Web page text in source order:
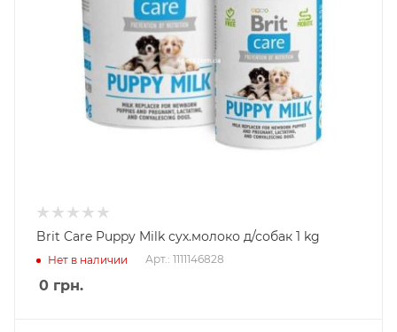
Brit Care Puppy Milk сух.молоко д/собак 1 kg
Нет в наличии Арт.: 1111146828
0 грн.